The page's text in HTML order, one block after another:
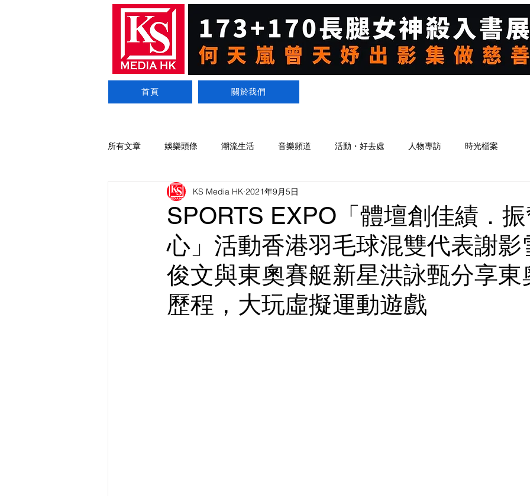
首頁 關於我們
所有文章 娛樂頭條 潮流生活 音樂頻道 活動・好去處 人物專訪 時光檔案
SPORTS EXPO「體壇創佳績．
心」活動香港羽毛球混雙代表謝影
俊文與東奧賽艇新星洪詠甄分享東
歷程，大玩虛擬運動遊戲
KS Media HK 2021年9月5日